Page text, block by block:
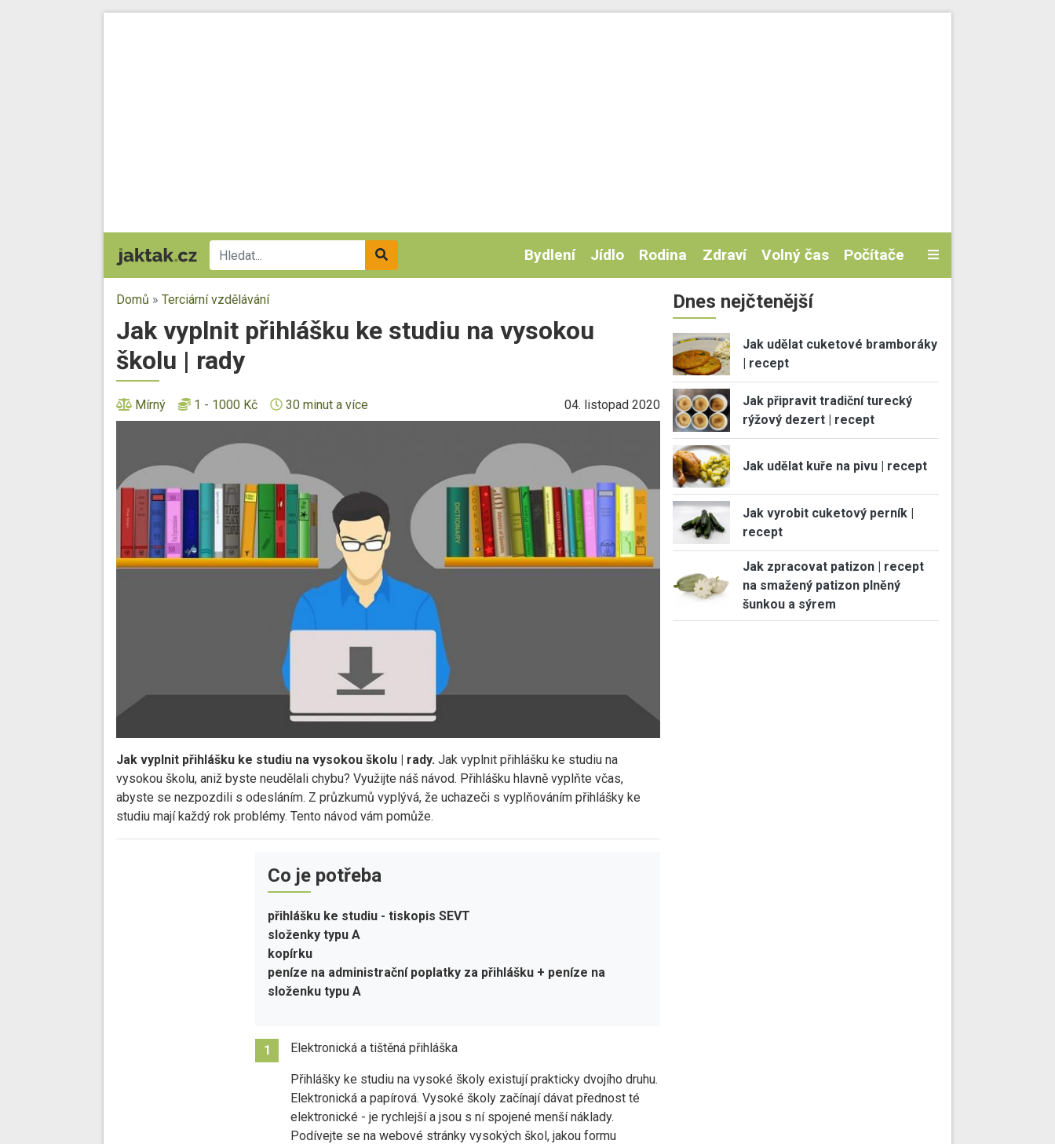
Bydlení Jídlo Rodina Zdraví Volný čas Počítače
Domů » Terciární vzdělávání
Jak vyplnit přihlášku ke studiu na vysokou
školu | rady
Mírný 1 - 1000 Kč 30 minut a více 04. listopad 2020
Jak vyplnit přihlášku ke studiu na vysokou školu | rady. Jak vyplnit přihlášku ke studiu na
vysokou školu, aniž byste neudělali chybu? Využijte náš návod. Přihlášku hlavně vyplňte včas,
abyste se nezpozdili s odesláním. Z průzkumů vyplývá, že uchazeči s vyplňováním přihlášky ke
studiu mají každý rok problémy. Tento návod vám pomůže.
Co je potřeba
přihlášku ke studiu - tiskopis SEVT
složenky typu A
kopírku
peníze na administrační poplatky za přihlášku + peníze na
složenku typu A
1 Elektronická a tištěná přihláška
Přihlášky ke studiu na vysoké školy existují prakticky dvojího druhu.
Elektronická a papírová. Vysoké školy začínají dávat přednost té
elektronické - je rychlejší a jsou s ní spojené menší náklady.
Podívejte se na webové stránky vysokých škol, jakou formu
Dnes nejčtenější
Jak udělat cuketové bramboráky
| recept
Jak připravit tradiční turecký
rýžový dezert | recept
Jak udělat kuře na pivu | recept
Jak vyrobit cuketový perník |
recept
Jak zpracovat patizon | recept
na smažený patizon plněný
šunkou a sýrem